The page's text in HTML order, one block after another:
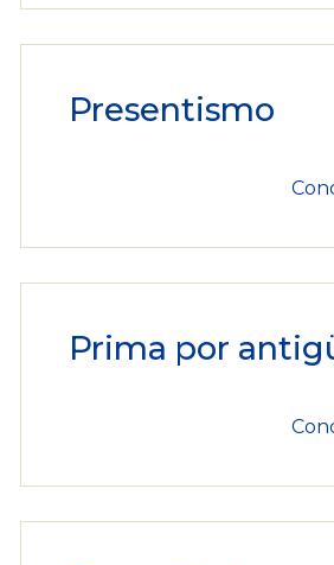
Presentismo
Prima por